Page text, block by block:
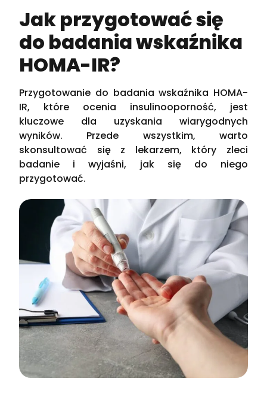
Jak przygotować się
do badania wskaźnika
HOMA-IR?
Przygotowanie do badania wskaźnika HOMA-
IR, które ocenia insulinooporność, jest
kluczowe dla uzyskania wiarygodnych
wyników. Przede wszystkim, warto
skonsultować się z lekarzem, który zleci
badanie i wyjaśni, jak się do niego
przygotować.